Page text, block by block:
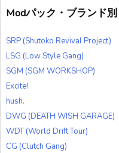
Modパック・ブランド別
SRP (Shutoko Revival Project)
LSG (Low Style Gang)
SGM (SGM WORKSHOP)
Excite!
hush.
DWG (DEATH WISH GARAGE)
WDT (World Drift Tour)
CG (Clutch Gang)